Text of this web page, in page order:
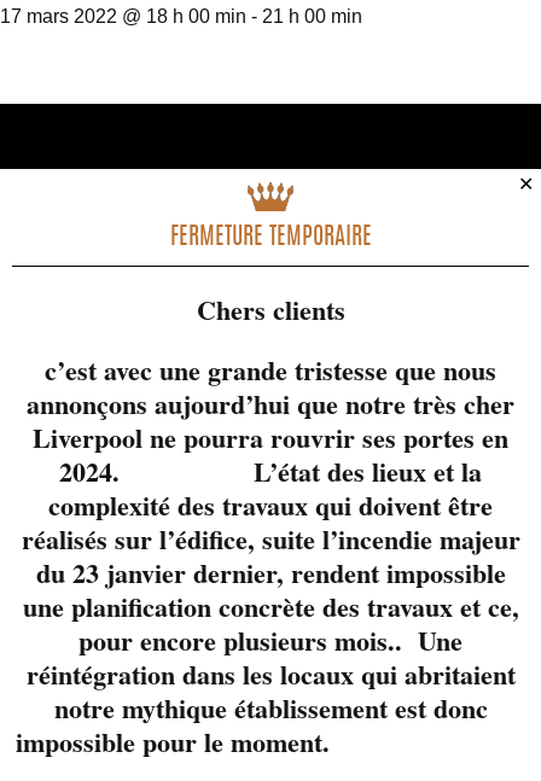
17 mars 2022 @ 18 h 00 min - 21 h 00 min
Francois Glaude et
July Verdon. 2 voix et
✕
FERMETURE TEMPORAIRE
Chers clients
c’est avec une grande tristesse que nous
annonçons aujourd’hui que notre très cher
Liverpool ne pourra rouvrir ses portes en
2024. L’état des lieux et la
complexité des travaux qui doivent être
réalisés sur l’édifice, suite l’incendie majeur
du 23 janvier dernier, rendent impossible
une planification concrète des travaux et ce,
pour encore plusieurs mois.. Une
réintégration dans les locaux qui abritaient
notre mythique établissement est donc
impossible pour le moment.